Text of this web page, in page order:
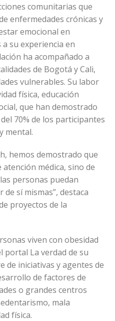
comunitarias que
enfermedades crónicas y
emocional en
su experiencia en
ha acompañado a
de Bogotá y Cali,
vulnerables. Su labor
física, educación
que han demostrado
70% de los participantes
mental.
hemos demostrado que
médica, sino de
personas puedan
sí mismas”, destaca
proyectos de la
viven con obesidad
portal La verdad de su
de iniciativas y agentes de
de factores de
o grandes centros
mala
física.